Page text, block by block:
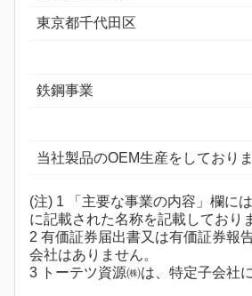
東京都千代田区
鉄鋼事業
当社製品のOEM生産をしておりま
(注) 1 「主要な事業の内容」欄に
に記載された名称を記載しており
2 有価証券届出書又は有価証券報
会社はありません。
3 トーテツ資源㈱は、特定子会社